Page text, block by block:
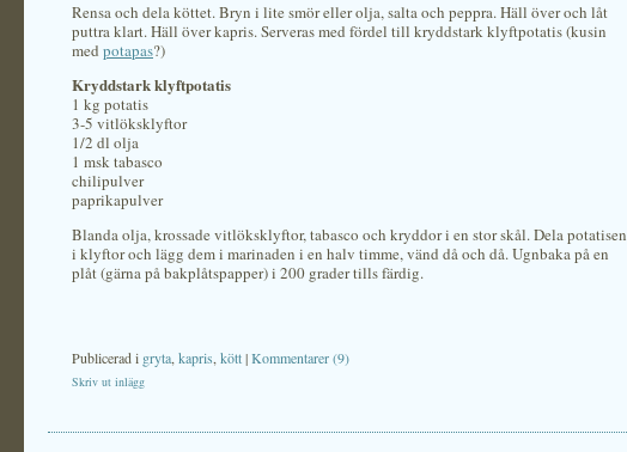
Rensa och dela köttet. Bryn i lite smör eller olja, salta och peppra. Häll över och låt
puttra klart. Häll över kapris. Serveras med fördel till kryddstark klyftpotatis (kusin
med potapas?)
Kryddstark klyftpotatis
1 kg potatis
3-5 vitlöksklyftor
1/2 dl olja
1 msk tabasco
chilipulver
paprikapulver
Blanda olja, krossade vitlöksklyftor, tabasco och kryddor i en stor skål. Dela potatisen
i klyftor och lägg dem i marinaden i en halv timme, vänd då och då. Ugnbaka på en
plåt (gärna på bakplåtspapper) i 200 grader tills färdig.
Publicerad i gryta kapris kött|Kommentarer (9)
Skriv ut inlägg